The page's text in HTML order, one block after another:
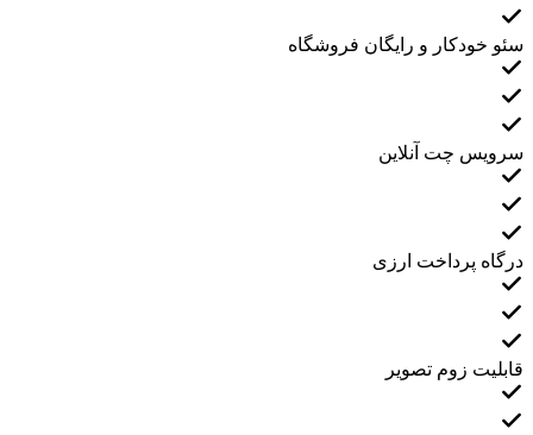
سئو خودکار و رایگان فروشگاه
سرویس چت آنلاین
درگاه پرداخت ارزی
قابلیت زوم تصویر